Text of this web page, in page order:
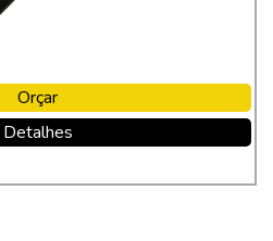
Orçar
Detalhes